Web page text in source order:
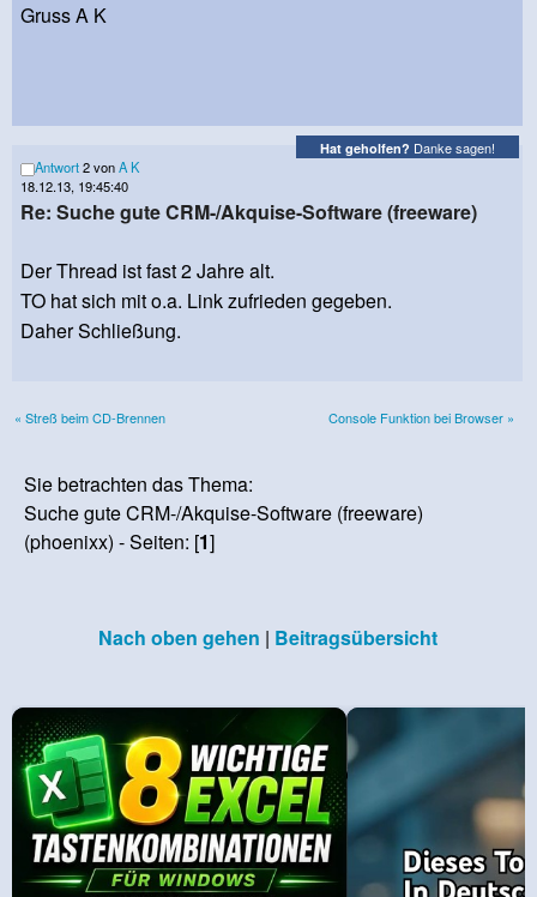
Gruss A K
Hat geholfen? Danke sagen!
Antwort2 vonA K
18.12.13, 19:45:40
Re: Suche gute CRM-/Akquise-Software (freeware)
Der Thread ist fast 2 Jahre alt.
TO hat sich mit o.a. Link zufrieden gegeben.
Daher Schließung.
« Streß beim CD-Brennen Console Funktion bei Browser »
Sie betrachten das Thema:
Suche gute CRM-/Akquise-Software (freeware)
(phoenixx) - Seiten: [1]
Nach oben gehen | Beitragsübersicht